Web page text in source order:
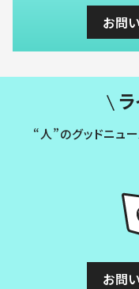
お問
“人”のグッドニュ
お問